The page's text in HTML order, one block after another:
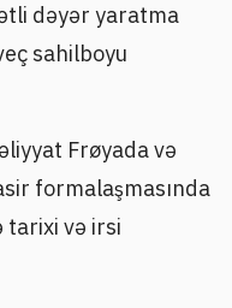
dəyər yaratma
sahilboyu
Frøyada və
formalaşmasında
tarixi və irsi